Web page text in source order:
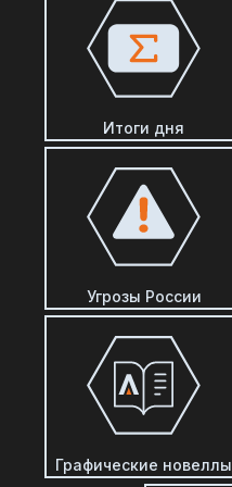
Итоги дня
Угрозы России
Графические новеллы